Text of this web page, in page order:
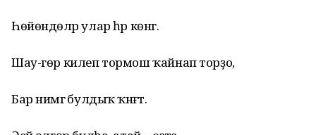
Һөйөндөләр улар һәр көнгә.
Шау-гөр килеп тормош ҡайнап торҙо,
Бар нимәгә булдыҡ ҡәнәғәт.